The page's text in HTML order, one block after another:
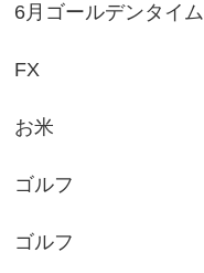
6月ゴールデンタイム
FX
お米
ゴルフ
ゴルフ